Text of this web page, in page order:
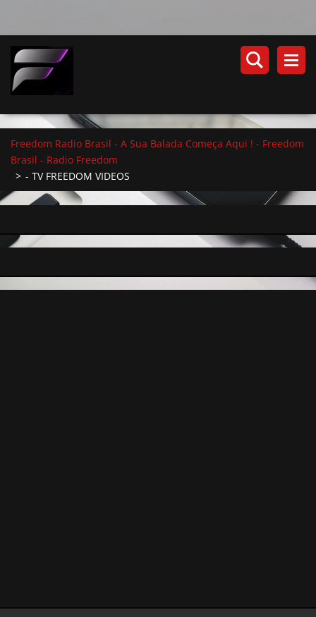
Freedom Radio Brasil - A Sua Balada Começa Aqui ! - Freedom
Brasil - Radio Freedom
> - TV FREEDOM VIDEOS